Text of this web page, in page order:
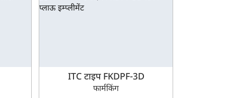
ITC टाइप FKDPF-3D
फार्मकिंग